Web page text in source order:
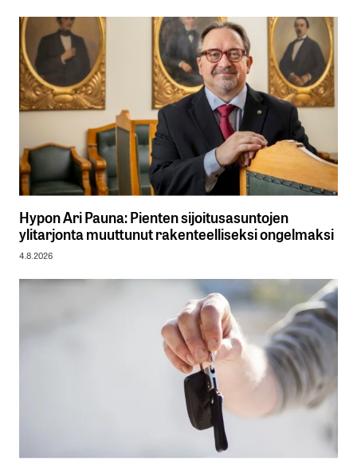
Hypon Ari Pauna: Pienten sijoitusasuntojen
ylitarjonta muuttunut rakenteelliseksi ongelmaksi
4.8.2026